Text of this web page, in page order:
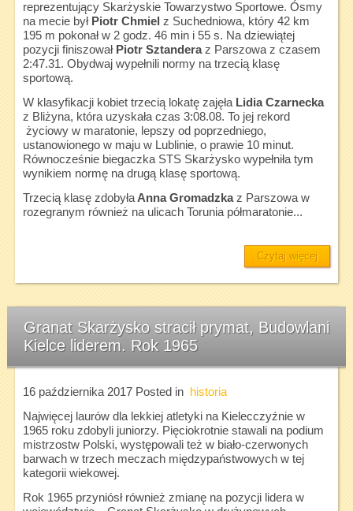
reprezentujący Skarżyskie Towarzystwo Sportowe. Ósmy
na mecie był Piotr Chmiel z Suchedniowa, który 42 km
195 m pokonał w 2 godz. 46 min i 55 s. Na dziewiątej
pozycji finiszował Piotr Sztanderaz Parszowa z czasem
2:47.31. Obydwaj wypełnili normy na trzecią klasę
sportową.
W klasyfikacji kobiet trzecią lokatę zajęła Lidia Czarnecka
z Bliżyna, która uzyskała czas 3:08.08. To jej rekord
życiowy w maratonie, lepszy od poprzedniego,
ustanowionego w maju w Lublinie, o prawie 10 minut.
Równocześnie biegaczka STS Skarżysko wypełniła tym
wynikiem normę na drugą klasę sportową.
Trzecią klasę zdobyłaAnna Gromadzkaz Parszowa w
rozegranym również na ulicach Torunia półmaratonie...
Czytaj więcej
Granat Skarżysko stracił prymat, Budowlani
Kielce liderem. Rok 1965
16 października 2017Posted in
historia
Najwięcej laurów dla lekkiej atletyki na Kielecczyźnie w
1965 roku zdobyli juniorzy. Pięciokrotnie stawali na podium
mistrzostw Polski, występowali też w biało-czerwonych
barwach w trzech meczach międzypaństwowych w tej
kategorii wiekowej.
Rok 1965 przyniósł również zmianę na pozycji lidera w